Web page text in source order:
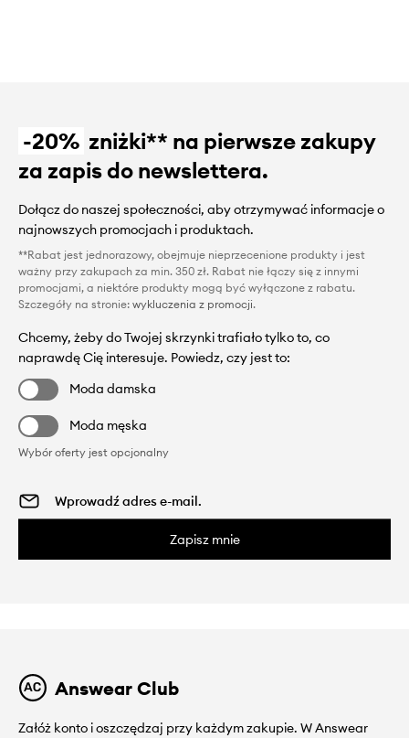
-20% zniżki** na pierwsze zakupy
za zapis do newslettera.
Dołącz do naszej społeczności, aby otrzymywać informacje o
najnowszych promocjach i produktach.
**Rabat jest jednorazowy, obejmuje nieprzecenione produkty i jest
ważny przy zakupach za min. 350 zł. Rabat nie łączy się z innymi
promocjami, a niektóre produkty mogą być wyłączone z rabatu.
Szczegóły na stronie: wykluczenia z promocji.
Chcemy, żeby do Twojej skrzynki trafiało tylko to, co
naprawdę Cię interesuje. Powiedz, czy jest to:
Moda damska
Moda męska
Wybór oferty jest opcjonalny
Zapisz mnie
Answear Club
Załóż konto i oszczędzaj przy każdym zakupie. W Answear